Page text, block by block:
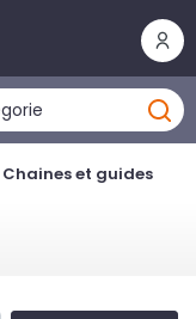
Chaines et guides